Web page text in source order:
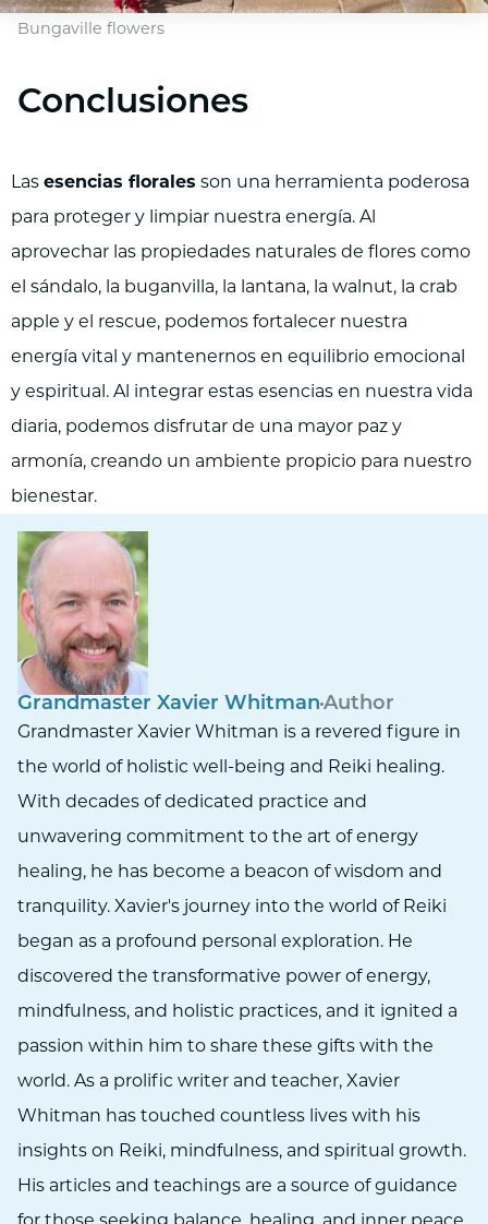
Bungaville flowers
Conclusiones
Las esencias florales son una herramienta poderosa
para proteger y limpiar nuestra energía. Al
aprovechar las propiedades naturales de flores como
el sándalo, la buganvilla, la lantana, la walnut, la crab
apple y el rescue, podemos fortalecer nuestra
energía vital y mantenernos en equilibrio emocional
y espiritual. Al integrar estas esencias en nuestra vida
diaria, podemos disfrutar de una mayor paz y
armonía, creando un ambiente propicio para nuestro
bienestar.
Grandmaster Xavier Whitman Author
Grandmaster Xavier Whitman is a revered figure in
the world of holistic well-being and Reiki healing.
With decades of dedicated practice and
unwavering commitment to the art of energy
healing, he has become a beacon of wisdom and
tranquility. Xavier's journey into the world of Reiki
began as a profound personal exploration. He
discovered the transformative power of energy,
mindfulness, and holistic practices, and it ignited a
passion within him to share these gifts with the
world. As a prolific writer and teacher, Xavier
Whitman has touched countless lives with his
insights on Reiki, mindfulness, and spiritual growth.
His articles and teachings are a source of guidance
for those seeking balance, healing, and inner peace.